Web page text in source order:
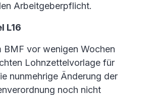
Arbeitgeberpflicht.
L16
BMF vor wenigen Wochen
Lohnzettelvorlage für
nunmehrige Änderung der
noch nicht